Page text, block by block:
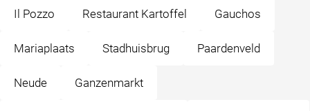
Il Pozzo Restaurant Kartoffel Gauchos
Mariaplaats Stadhuisbrug Paardenveld
Neude Ganzenmarkt